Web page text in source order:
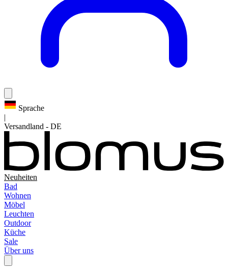
Sprache
|
Versandland - DE
Neuheiten
Bad
Wohnen
Möbel
Leuchten
Outdoor
Küche
Sale
Über uns